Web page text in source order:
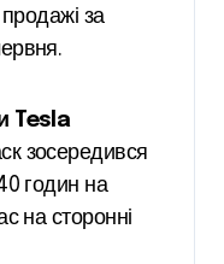
за
Tesla
зосередився
годин на
на сторонні